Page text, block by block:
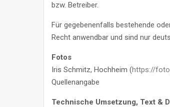
bzw. Betreiber.
Für gegebenenfalls bestehende
Recht anwendbar und sind nur
Fotos
Iris Schmitz, Hochheim (https://
Quellenangabe
Technische Umsetzung, Text &